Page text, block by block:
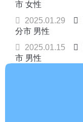
市 女性
2025.01.29
分市 男性
2025.01.15
市 男性